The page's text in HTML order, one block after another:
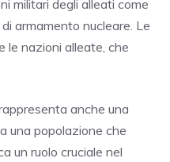
militari degli alleati come
armamento nucleare. Le
le nazioni alleate, che
anche una
una popolazione che
un ruolo cruciale nel